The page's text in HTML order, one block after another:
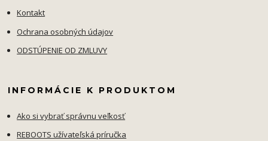
Kontakt
Ochrana osobných údajov
ODSTÚPENIE OD ZMLUVY
INFORMÁCIE K PRODUKTOM
Ako si vybrať správnu veľkosť
REBOOTS užívateľská príručka